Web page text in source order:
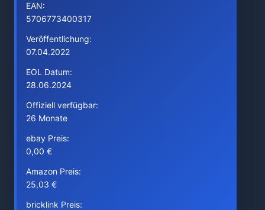
EAN:
5706773400317
Veröffentlichung:
07.04.2022
EOL Datum:
28.06.2024
Offiziell verfügbar:
26 Monate
ebay Preis:
0,00 €
Amazon Preis:
25,03 €
bricklink Preis: